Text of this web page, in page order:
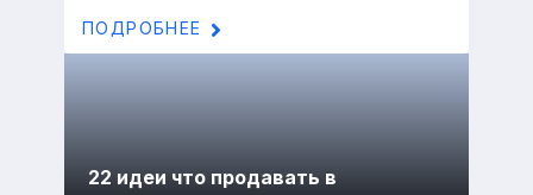
ПОДРОБНЕЕ
22 идеи что продавать в